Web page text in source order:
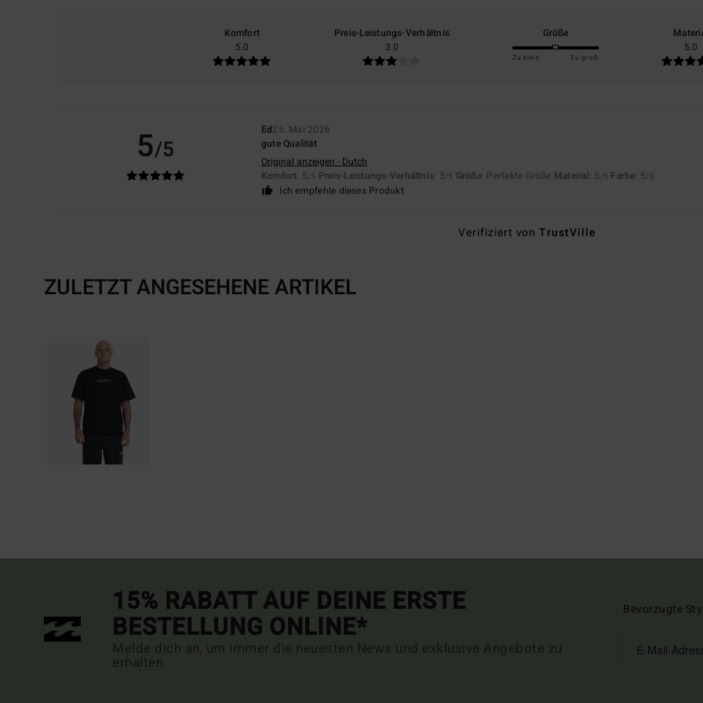
Komfort
5.0
Preis-Leistungs-Verhältnis
3.0
Größe
Zu klein Zu groß
5.0
5/5
Ed25. Mai 2026
gute Qualität
Original anzeigen - Dutch
Komfort: 5/5 Preis-Leistungs-Verhältnis: 3/5 Größe: Perfekte Größe Material: 5 /5 Farbe: 5/5
Ich empfehle dieses Produkt
Verifiziert vonTrustVille
ZULETZT ANGESEHENE ARTIKEL
15% RABATT AUF DEINE ERSTE
BESTELLUNG ONLINE*
Melde dich an, um immer die neuesten News und exklusive Angebote zu
erhalten.
Bevorzugte